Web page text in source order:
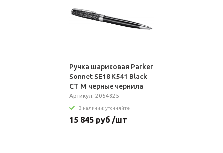
Ручка шариковая Parker
Sonnet SE18 K541 Black
CT M черные чернила
подар.кор.
Артикул: 2054825
В наличии: уточняйте
15 845 руб /шт